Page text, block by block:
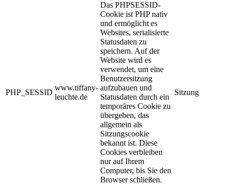
PHP_SESSID
www.tiffany-
leuchte.de
Das PHPSESSID-
Cookie ist PHP nativ
und ermöglicht es
Websites, serialisierte
Statusdaten zu
speichern. Auf der
Website wird es
verwendet, um eine
Benutzersitzung
aufzubauen und
Statusdaten durch ein
temporäres Cookie zu
übergeben, das
allgemein als
Sitzungscookie
bekannt ist. Diese
Cookies verbleiben
nur auf Ihrem
Computer, bis Sie den
Browser schließen.
Sitzung